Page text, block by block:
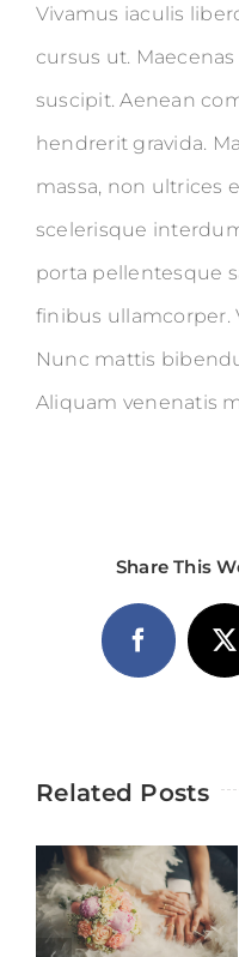
Vivamus iaculis
cursus ut.
suscipit. Aenean
hendrerit gravida.
massa, non ultrices
scelerisque
porta pellentesque
finibus ullamcorper.
Nunc mattis
Aliquam venenatis
Share This
FacebookX
Related Posts